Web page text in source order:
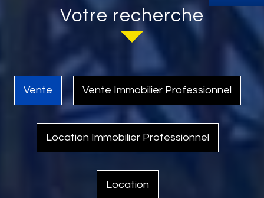
votre recherche
Vente Vente Immobilier Professionnel
Location Immobilier Professionnel
Location